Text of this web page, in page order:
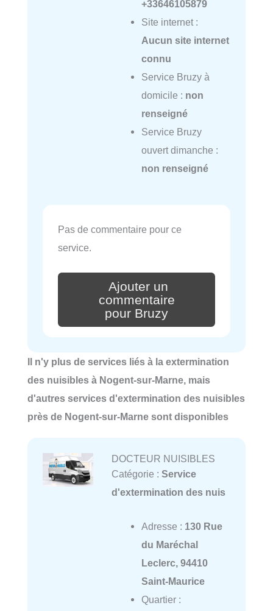
+33646105879
Site internet :
Aucun site internet
connu
Service Bruzy à
domicile : non
renseigné
Service Bruzy
ouvert dimanche :
non renseigné
Pas de commentaire pour ce
service.
Ajouter un
commentaire
pour Bruzy
Il n'y plus de services liés à la extermination
des nuisibles à Nogent-sur-Marne, mais
d'autres services d'extermination des nuisibles
près de Nogent-sur-Marne sont disponibles
DOCTEUR NUISIBLES
Catégorie : Service
d'extermination des nuis
Adresse : 130 Rue
du Maréchal
Leclerc, 94410
Saint-Maurice
Quartier :